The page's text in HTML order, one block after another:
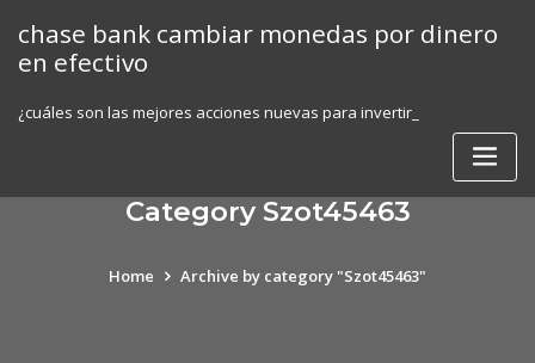
content
chase bank cambiar monedas por dinero
en efectivo
¿cuáles son las mejores acciones nuevas para invertir_
Category Szot45463
Home Archive by category "Szot45463"